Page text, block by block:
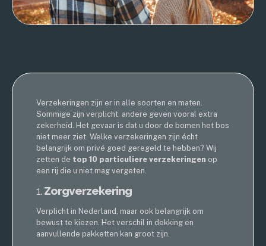
Verzekeringen zijn er in alle soorten en maten.
Sommige zijn verplicht, andere geven vooral extra
zekerheid. Het gevaar is dat u door de bomen het bos
niet meer ziet. Welke verzekeringen zijn écht
belangrijk om privé goed geregeld te hebben? Wij
zetten de top 10 particuliere verzekeringen op
een rij die u niet mag vergeten.
1. Zorgverzekering
Verplicht in Nederland, maar ook belangrijk om
bewust te kiezen. Het verschil in dekking en
aanvullende pakketten kan groot zijn.